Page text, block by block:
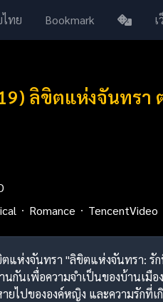
ทย Bookmark
ลิขิตแห่งจันทร
Romance TencentVideo
แห่งจันทรา "ลิขิตแห่งจันทรา:
นกันเพื่อความจำเป็นของบ้านเ
ยไปขององค์หญิง และความรักที่